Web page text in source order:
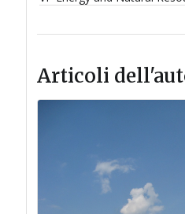
Articoli